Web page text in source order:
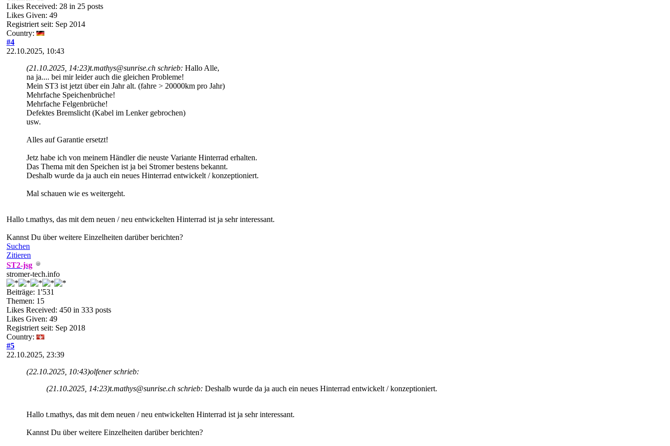
Likes Received: 28 in 25 posts
Likes Given: 49
Registriert seit: Sep 2014
Country:
#4
22.10.2025, 10:43
(21.10.2025, 14:23)t.mathys@sunrise.ch schrieb: Hallo Alle,
na ja.... bei mir leider auch die gleichen Probleme!
Mein ST3 ist jetzt über ein Jahr alt. (fahre > 20000km pro Jahr)
Mehrfache Speichenbrüche!
Mehrfache Felgenbrüche!
Defektes Bremslicht (Kabel im Lenker gebrochen)
usw.
Alles auf Garantie ersetzt!
Jetz habe ich von meinem Händler die neuste Variante Hinterrad erhalten.
Das Thema mit den Speichen ist ja bei Stromer bestens bekannt.
Deshalb wurde da ja auch ein neues Hinterrad entwickelt / konzeptioniert.
Mal schauen wie es weitergeht.
Hallo t.mathys, das mit dem neuen / neu entwickelten Hinterrad ist ja sehr interessant.
Kannst Du über weitere Einzelheiten darüber berichten?
Suchen
Zitieren
ST2-jsg
stromer-tech.info
Beiträge: 1'531
Themen: 15
Likes Received: 450 in 333 posts
Likes Given: 49
Registriert seit: Sep 2018
Country:
#5
22.10.2025, 23:39
(22.10.2025, 10:43)olfener schrieb:
(21.10.2025, 14:23)t.mathys@sunrise.ch schrieb: Deshalb wurde da ja auch ein neues Hinterrad entwickelt / konzeptioniert.
Hallo t.mathys, das mit dem neuen / neu entwickelten Hinterrad ist ja sehr interessant.
Kannst Du über weitere Einzelheiten darüber berichten?